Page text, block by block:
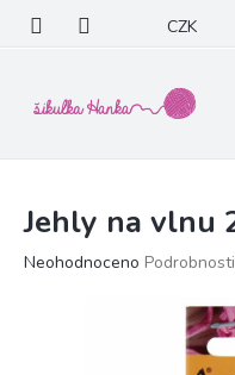
obsah
CZK
Jehly na vlnu
Průměrné
Neohodnoceno